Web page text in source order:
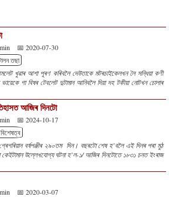
📅 2020-07-30
তছা
খুৱাৰ আশা পূৰণ কৰিবলৈ দেউতাকে মটৰচাইকেলখন লৈ সন্ধিয়া কণী
গা বিষৰ টেবলেট দুটামান আনিবলৈ দিয়া দহ টকীয়া নোটখন চোলাৰ
আজিৰ দিনটো
📅 2024-10-17
বৰ্ষপঞ্জীৰ ২৯০তম দিন। বছৰটো শেষ হ’বলৈ এই দিনৰ পৰা মুঠ
কেইটামান উল্লেখযোগ্য ঘটনা হ’ল-১/ আজিৰ দিনটোতে ১৮৩১ চনত ইংৰাজ
📅 2020-03-07